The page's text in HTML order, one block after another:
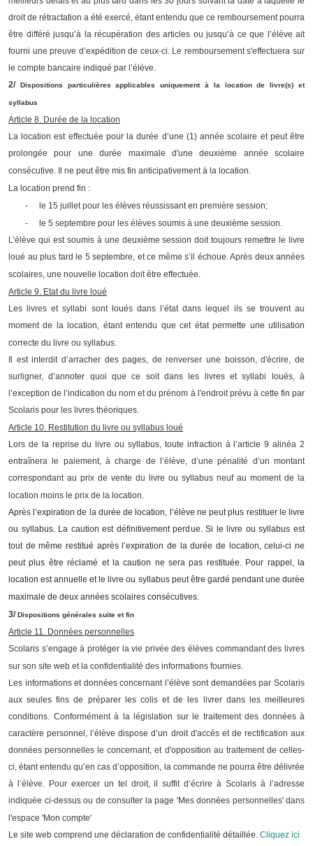
droit de rétractation a été exercé, étant entendu que ce remboursement pourra
être différé jusqu’à la récupération des articles ou jusqu’à ce que l’élève ait
fourni une preuve d’expédition de ceux-ci. Le remboursement s'effectuera sur
le compte bancaire indiqué par l’élève.
2/
Dispositions particulières applicables uniquement à la location de livre(s) et
syllabus
Article 8. Durée de la location
La location est effectuée pour la durée d’une (1) année scolaire et peut être
prolongée pour une durée maximale d'une deuxième année scolaire
consécutive. Il ne peut être mis fin anticipativement à la location.
La location prend fin :
-
le 15 juillet pour les élèves réussissant en première session;
-
le 5 septembre pour les élèves soumis à une deuxième session.
L’élève qui est soumis à une deuxième session doit toujours remettre le livre
loué au plus tard le 5 septembre, et ce même s’il échoue. Après deux années
scolaires, une nouvelle location doit être effectuée.
Article 9. Etat du livre loué
Les livres et syllabi sont loués dans l’état dans lequel ils se trouvent au
moment de la location, étant entendu que cet état permette une utilisation
correcte du livre ou syllabus.
Il est interdit d’arracher des pages, de renverser une boisson, d'écrire, de
surligner, d’annoter quoi que ce soit dans les livres et syllabi loués, à
l’exception de l’indication du nom et du prénom à l'endroit prévu à cette fin par
Scolaris pour les livres théoriques.
Article 10. Restitution du livre ou syllabus loué
Lors de la reprise du livre ou syllabus, toute infraction à l’article 9 alinéa 2
entraînera le paiement, à charge de l’élève, d’une pénalité d’un montant
correspondant au prix de vente du livre ou syllabus neuf au moment de la
location moins le prix de la location.
Après l’expiration de la durée de location, l’élève ne peut plus restituer le livre
ou syllabus. La caution est définitivement perdue. Si le livre ou syllabus est
tout de même restitué après l’expiration de la durée de location, celui-ci ne
peut plus être réclamé et la caution ne sera pas restituée. Pour rappel, la
location est annuelle et le livre ou syllabus peut être gardé pendant une durée
maximale de deux années scolaires consécutives.
3/Dispositions générales suite et fin
Article 11. Données personnelles
Scolaris s’engage à protéger la vie privée des élèves commandant des livres
sur son site web et la confidentialité des informations fournies.
Les informations et données concernant l’élève sont demandées par Scolaris
aux seules fins de préparer les colis et de les livrer dans les meilleures
conditions. Conformément à la législation sur le traitement des données à
caractère personnel, l’élève dispose d’un droit d'accès et de rectification aux
données personnelles le concernant, et d'opposition au traitement de celles-
ci, étant entendu qu’en cas d’opposition, la commande ne pourra être délivrée
à l’élève. Pour exercer un tel droit, il suffit d’écrire à Scolaris à l’adresse
indiquée ci-dessus ou de consulter la page 'Mes données personnelles' dans
l'espace 'Mon compte'
Le site web comprend une déclaration de confidentialité détaillée. Cliquez ici